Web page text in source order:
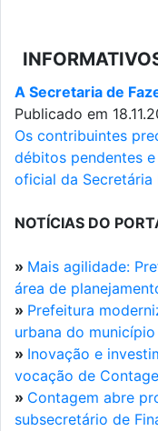
A Secretaria de
Publicado em
Os contribuintes
débitos pendentes
oficial da Secretária
NOTÍCIAS DO
» Mais agilidade:
área de
» Prefeitura
urbana do município
» Inovação e
vocação de
» Contagem abre
subsecretário de